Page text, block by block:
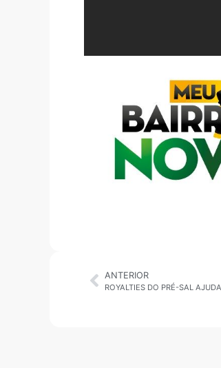
ANTERIOR
ROYALTIES DO PRÉ-SAL